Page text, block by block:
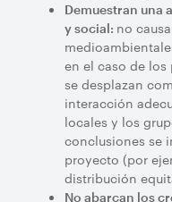
Demuestran una
y social: no
en el caso de
se desplazan
interacción
locales y los
conclusiones se
proyecto (por
distribución
No abarcan los